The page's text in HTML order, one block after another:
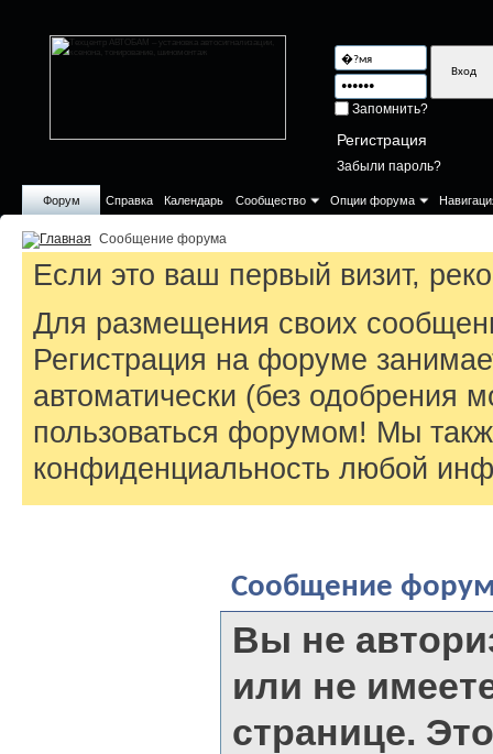
Запомнить?
Регистрация
Забыли пароль?
Форум Справка Календарь Сообщество Опции форума
Сообщение форума
Если это ваш первый визит,
Для размещения своих
Регистрация на форуме
автоматически (без одобрения
пользоваться форумом! Мы
конфиденциальность любой
Сообщение
Вы не
или не
странице.